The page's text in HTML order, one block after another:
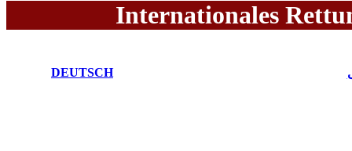
Internationales
DEUTSCH